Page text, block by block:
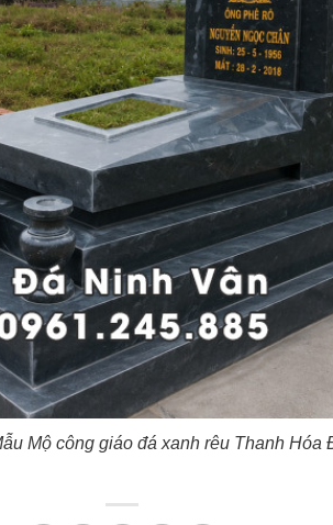
Mộ công giáo đá xanh rêu Thanh Hóa